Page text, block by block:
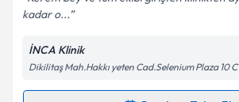
Metni
'ni okudum ve kişisel
kapsamda işlenmesini kabul
kadar o...
İNCA Klinik
Dikilitaş Mah.Hakkı yeten Cad.Selenium Plaza 10 C